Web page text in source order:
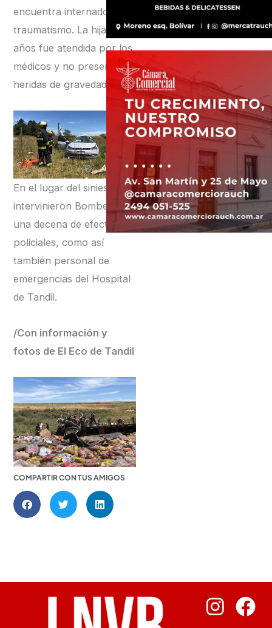
encuentra internado con
traumatismo. La hija de 7
años fue atendida por los
médicos y no presenta
heridas de gravedad.
En el lugar del siniestro
intervinieron Bomberos y
una decena de efectivos
policiales, como así
también personal de
emergencias del Hospital
de Tandil.
/Con información y
fotos de El Eco de Tandil
COMPARTIR CON TUS AMIGOS